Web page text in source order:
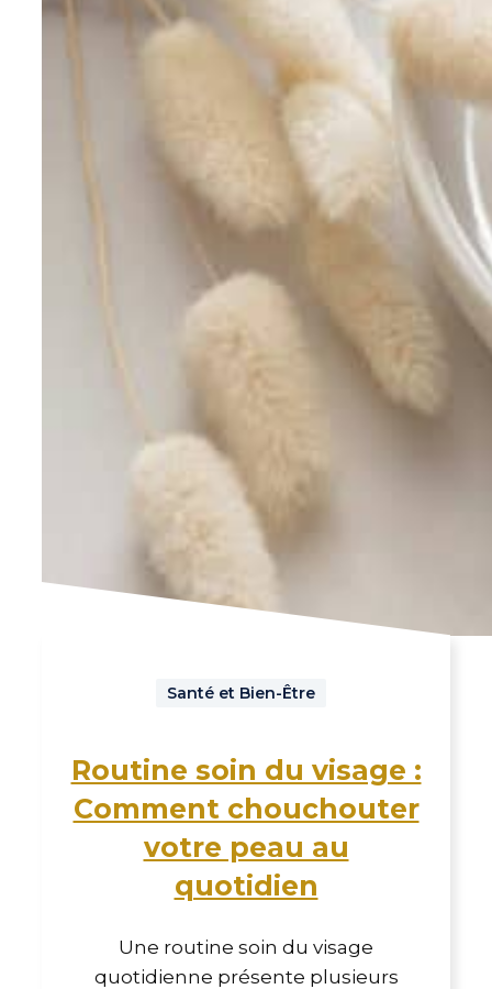
Santé et Bien-Être
Routine soin du visage :
Comment chouchouter
votre peau au
quotidien
Une routine soin du visage
quotidienne présente plusieurs